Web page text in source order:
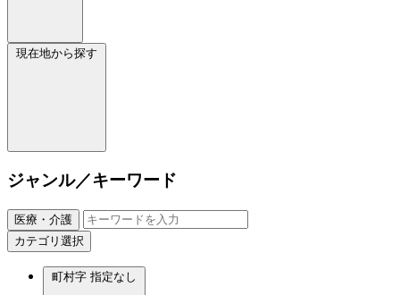
現在地から探す
ジャンル／キーワード
医療・介護
カテゴリ選択
町村字 指定なし